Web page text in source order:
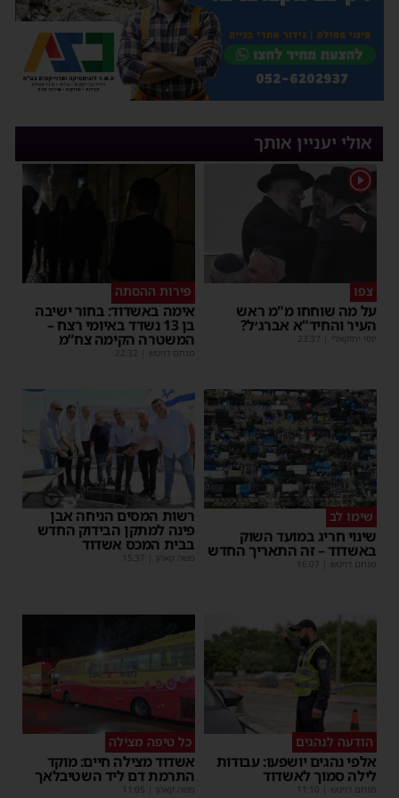
אולי יעניין אותך
1
צפו
על מה שוחחו מ"מ ראש
העיר והחיד"א אברג׳ל?
יוסי יחזקאלי 23:37
פירות ההסתה
אימה באשדוד: בחור ישיבה
בן 13 נשדד באיומי רצח –
המשטרה הקימה צח”מ
מנחם דויטש 22:32
שימו לב
שינוי חריג במועד השוק
באשדוד – זה התאריך החדש
מנחם דויטש 16:07
רשות המסים הניחה אבן
פינה למתקן הבידוק החדש
בבית המכס אשדוד
משה קאהן 15:37
הודעה לנהגים
אלפי נהגים יושפעו: עבודות
לילה סמוך לאשדוד
מנחם דויטש 11:10
כל טיפה מצילה
אשדוד מצילה חיים: מוקד
התרמת דם ליד השטיבלאך
משה קאהן 11:05